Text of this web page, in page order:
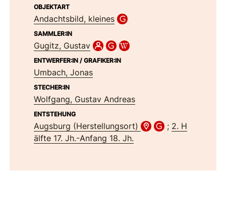
OBJEKTART
Andachtsbild, kleines
SAMMLER:IN
Gugitz, Gustav
ENTWERFER:IN / GRAFIKER:IN
Umbach, Jonas
STECHER:IN
Wolfgang, Gustav Andreas
ENTSTEHUNG
Augsburg (Herstellungsort) ; 2. H
älfte 17. Jh.-Anfang 18. Jh.